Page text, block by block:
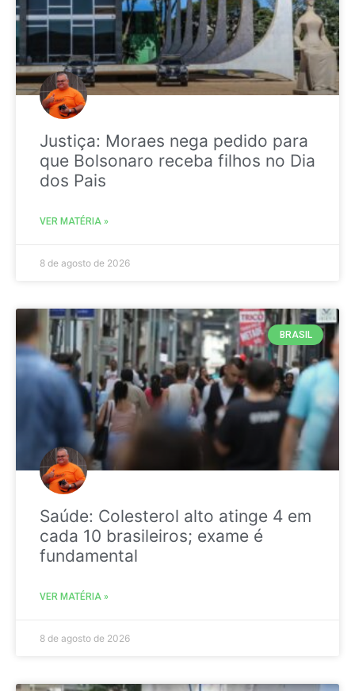
Justiça: Moraes nega pedido para
que Bolsonaro receba filhos no Dia
dos Pais
VER MATÉRIA »
8 de agosto de 2026
BRASIL
Saúde: Colesterol alto atinge 4 em
cada 10 brasileiros; exame é
fundamental
VER MATÉRIA »
8 de agosto de 2026